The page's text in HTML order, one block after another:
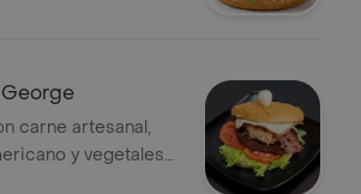
carne artesanal,
y vegetales